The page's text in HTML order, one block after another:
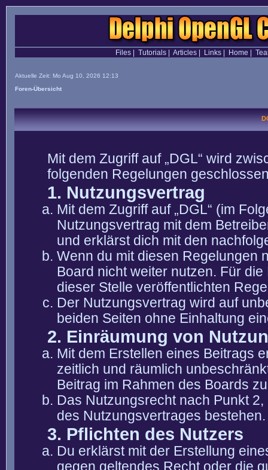
Files| Tutorials| Articles| Links| Home
Aktuelle Zeit: Mo Aug 10, 2026 12:13
Foren-Übersicht
Mit dem Zugriff auf „DGL“ wird
folgenden Regelungen
1. Nutzungsvertrag
Mit dem Zugriff auf „DGL“ (im
Nutzungsvertrag mit dem
und erklärst dich mit den
Wenn du mit diesen Regelungen
Board nicht weiter nutzen. Für
dieser Stelle veröffentlichten
Der Nutzungsvertrag wird auf
beiden Seiten ohne Einhaltung
2. Einräumung von
Mit dem Erstellen eines Beitrags
zeitlich und räumlich
Beitrag im Rahmen des Boards
Das Nutzungsrecht nach Punkt
des Nutzungsvertrages bestehen.
3. Pflichten des Nutzers
Du erklärst mit der Erstellung
gegen geltendes Recht oder die